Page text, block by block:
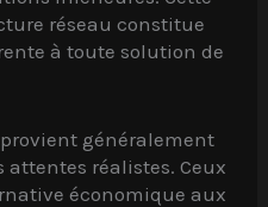
réseau constitue
à toute solution de
généralement
réalistes. Ceux
économique aux